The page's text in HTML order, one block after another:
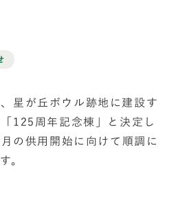
星が丘ボウル跡地に建設す
125周年記念棟」と決定し
の供用開始に向けて順調に
。